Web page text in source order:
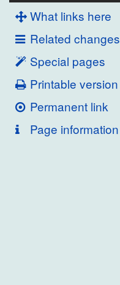
What links here
Related changes
Special pages
Printable version
Permanent link
Page information